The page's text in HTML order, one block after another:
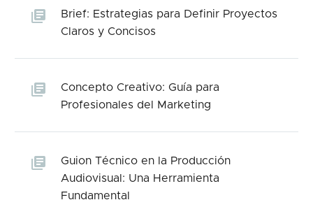
Brief: Estrategias para Definir Proyectos
Claros y Concisos
Concepto Creativo: Guía para
Profesionales del Marketing
Guion Técnico en la Producción
Audiovisual: Una Herramienta
Fundamental